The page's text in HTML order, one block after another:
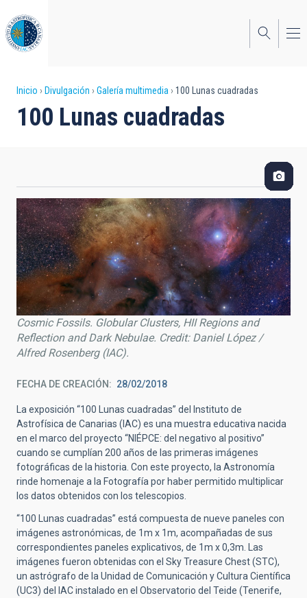
al
contenido
principal
Sobrescribir
enlaces
a
la
navegación
Inicio Divulgación Galería multimedia 100 Lunas cuadradas
100 Lunas cuadradas
Cosmic Fossils. Globular Clusters, HII Regions and
Reflection and Dark Nebulae. Credit: Daniel López /
Alfred Rosenberg (IAC).
FECHA DE CREACIÓN 28/02/2018
La exposición “100 Lunas cuadradas” del Instituto de
Astrofísica de Canarias (IAC) es una muestra educativa nacida
en el marco del proyecto “NIÉPCE: del negativo al positivo”
cuando se cumplían 200 años de las primeras imágenes
fotográficas de la historia. Con este proyecto, la Astronomía
rinde homenaje a la Fotografía por haber permitido multiplicar
los datos obtenidos con los telescopios.
“100 Lunas cuadradas” está compuesta de nueve paneles con
imágenes astronómicas, de 1m x 1m, acompañadas de sus
correspondientes paneles explicativos, de 1m x 0,3m. Las
imágenes fueron obtenidas con el Sky Treasure Chest (STC),
un astrógrafo de la Unidad de Comunicación y Cultura Científica
(UC3) del IAC instalado en el Observatorio del Teide (Tenerife,